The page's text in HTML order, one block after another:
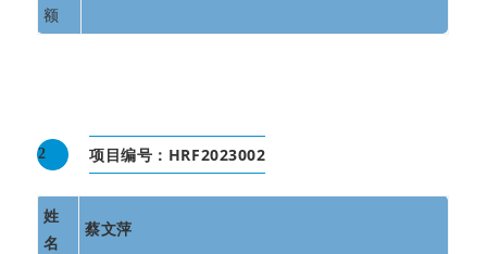
额
2 项目编号：HRF2023002
姓
名
蔡文萍